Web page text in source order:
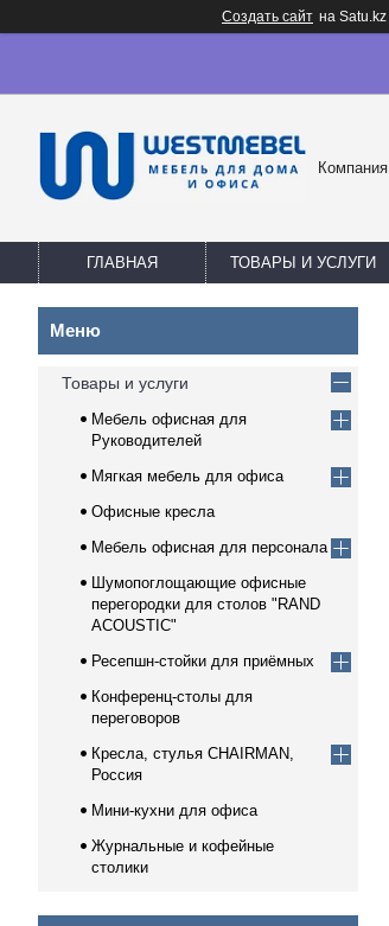
Создать сайт на Satu.kz
ГЛАВНАЯ ТОВАРЫ И УСЛУГИ
Товары и услуги
Мебель офисная для
Руководителей
Мягкая мебель для офиса
Офисные кресла
Мебель офисная для персонала
Шумопоглощающие офисные
перегородки для столов "RAND
ACOUSTIC"
Ресепшн-стойки для приёмных
Конференц-столы для
переговоров
Кресла, стулья CHAIRMAN,
Россия
Мини-кухни для офиса
Журнальные и кофейные
столики